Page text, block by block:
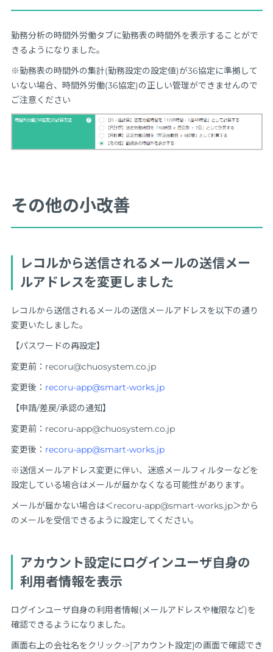
勤務分析の時間外労働タブに勤務表の時間外を表示することがで
きるようになりました。
※勤務表の時間外の集計(勤務設定の設定値)が36協定に準拠して
いない場合、時間外労働(36協定)の正しい管理ができませんので
ご注意ください
その他の小改善
レコルから送信されるメールの送信メー
ルアドレスを変更しました
レコルから送信されるメールの送信メールアドレスを以下の通り
変更いたしました。
【パスワードの再設定】
変更前：recoru@chuosystem.co.jp
変更後： recoru-app@smart-works.jp
【申請/差戻/承認の通知】
変更前：recoru-app@chuosystem.co.jp
変更後： recoru-app@smart-works.jp
※送信メールアドレス変更に伴い、迷惑メールフィルターなどを
設定している場合はメールが届かなくなる可能性があります。
メールが届かない場合は＜recoru-app@smart-works.jp＞から
のメールを受信できるように設定してください。
アカウント設定にログインユーザ自身の
利用者情報を表示
ログインユーザ自身の利用者情報(メールアドレスや権限など)を
確認できるようになりました。
画面右上の会社名をクリック->[アカウント設定]の画面で確認でき